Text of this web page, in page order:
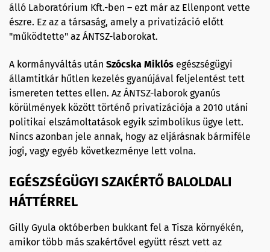
álló Laboratórium Kft.-ben – ezt már az Ellenpont vette
észre. Ez az a társaság, amely a privatizáció előtt
"működtette" az ÁNTSZ-laborokat.
A kormányváltás után Szócska Miklós egészségügyi
államtitkár hűtlen kezelés gyanújával feljelentést tett
ismereten tettes ellen. Az ÁNTSZ-laborok gyanús
körülmények között történő privatizációja a 2010 utáni
politikai elszámoltatások egyik szimbolikus ügye lett.
Nincs azonban jele annak, hogy az eljárásnak bármiféle
jogi, vagy egyéb következménye lett volna.
EGÉSZSÉGÜGYI SZAKÉRTŐ BALOLDALI
HÁTTÉRREL
Gilly Gyula októberben bukkant fel a Tisza környékén,
amikor több más szakértővel együtt részt vett az